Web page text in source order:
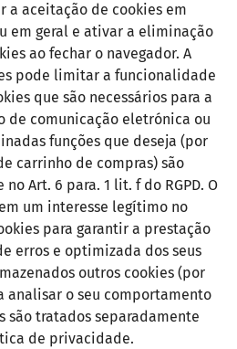
a aceitação de cookies em
em geral e ativar a eliminação
ao fechar o navegador. A
pode limitar a funcionalidade
que são necessários para a
de comunicação eletrónica ou
funções que deseja (por
carrinho de compras) são
Art. 6 para. 1 lit. f do RGPD. O
um interesse legítimo no
para garantir a prestação
erros e optimizada dos seus
outros cookies (por
analisar o seu comportamento
são tratados separadamente
de privacidade.